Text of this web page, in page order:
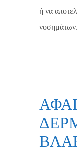
ή να
νοσημάτων.